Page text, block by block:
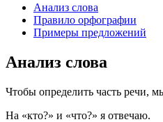
Анализ слова
Правило орфографии
Примеры предложений
Анализ слова
Чтобы определить часть речи,
На «кто?» и «что?» я отвечаю.